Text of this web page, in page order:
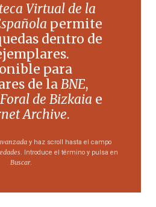
Virtual de la
permite
dentro de
para
de laBNE,
de Bizkaia e
Archive.
y haz scroll hasta el campo
. Introduce el término y pulsa en
Buscar.